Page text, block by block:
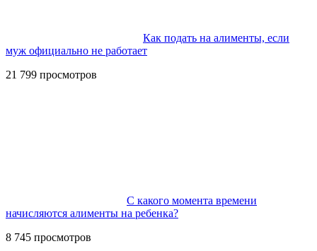
Как подать на алименты, если
муж официально не работает
21 799 просмотров
С какого момента времени
начисляются алименты на ребенка?
8 745 просмотров